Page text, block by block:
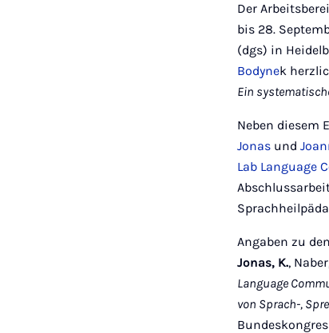
Der
bis 28.
(dgs) in
Bodynek
Ein
Neben diesem
Jonas und
Lab Language
Angaben zu
Jonas, K.,
Language
von Sprach-,